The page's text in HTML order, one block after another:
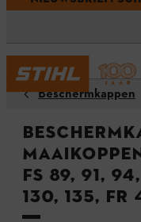
Beschermkappen
FS 89, 91,
130, 135, FR